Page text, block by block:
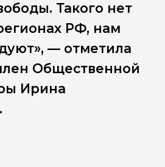
Такого нет
РФ, нам
— отметила
Общественной
Ирина